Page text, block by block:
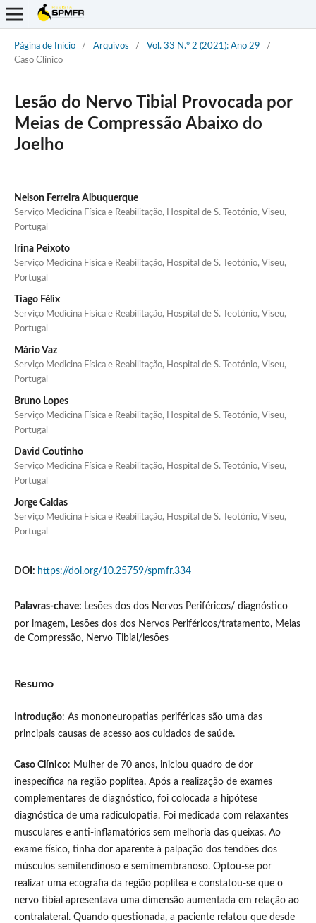
Página de Início / Arquivos / Vol. 33 N.º 2 (2021): Ano 29
/
Caso Clínico
Lesão do Nervo Tibial Provocada por
Meias de Compressão Abaixo do
Joelho
Nelson Ferreira Albuquerque
Serviço Medicina Física e Reabilitação, Hospital de S. Teotónio, Viseu,
Portugal
Irina Peixoto
Serviço Medicina Física e Reabilitação, Hospital de S. Teotónio, Viseu,
Portugal
Tiago Félix
Serviço Medicina Física e Reabilitação, Hospital de S. Teotónio, Viseu,
Portugal
Mário Vaz
Serviço Medicina Física e Reabilitação, Hospital de S. Teotónio, Viseu,
Portugal
Bruno Lopes
Serviço Medicina Física e Reabilitação, Hospital de S. Teotónio, Viseu,
Portugal
David Coutinho
Serviço Medicina Física e Reabilitação, Hospital de S. Teotónio, Viseu,
Portugal
Jorge Caldas
Serviço Medicina Física e Reabilitação, Hospital de S. Teotónio, Viseu,
Portugal
DOI: https://doi.org/10.25759/spmfr.334
Palavras-chave: Lesões dos dos Nervos Periféricos/ diagnóstico
por imagem, Lesões dos dos Nervos Periféricos/tratamento, Meias
de Compressão, Nervo Tibial/lesões
Resumo
Introdução: As mononeuropatias periféricas são uma das
principais causas de acesso aos cuidados de saúde.
Caso Clínico: Mulher de 70 anos, iniciou quadro de dor
inespecífica na região poplítea. Após a realização de exames
complementares de diagnóstico, foi colocada a hipótese
diagnóstica de uma radiculopatia. Foi medicada com relaxantes
musculares e anti-inflamatórios sem melhoria das queixas. Ao
exame físico, tinha dor aparente à palpação dos tendões dos
músculos semitendinoso e semimembranoso. Optou-se por
realizar uma ecografia da região poplítea e constatou-se que o
nervo tibial apresentava uma dimensão aumentada em relação ao
contralateral. Quando questionada, a paciente relatou que desde